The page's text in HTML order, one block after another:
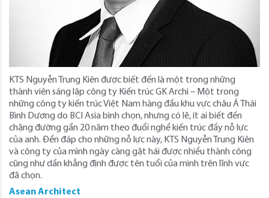
KTS Nguyễn Trung Kiên được biết đến là một trong những
thành viên sáng lập công ty Kiến trúc GK Archi – Một trong
những công ty kiến trúc Việt Nam hàng đầu khu vực châu Á Thái
Bình Dương do BCI Asia bình chọn, nhưng có lẽ, ít ai biết đến
chặng đường gần 20 năm theo đuổi nghề kiến trúc đầy nỗ lực
của anh. Đền đáp cho những nỗ lực này, KTS Nguyễn Trung Kiên
và công ty của mình ngày càng gặt hái được nhiều thành công
cũng như dần khẳng định được tên tuổi của mình trên lĩnh vực
đã chọn.
Asean Architect